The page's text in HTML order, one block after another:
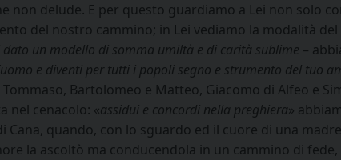
non delude. E per questo guardiamo a Lei non solo
del nostro cammino; in Lei vediamo la modalità
un modello di somma umiltà e di carità sublime –
e diventi per tutti i popoli segno e strumento del tuo
Bartolomeo e Matteo, Giacomo di Alfeo e
nel cenacolo: «assidui e concordi nella preghiera»
quando, con lo sguardo ed il cuore di una madre
la ascoltò ma conducendola in un cammino di